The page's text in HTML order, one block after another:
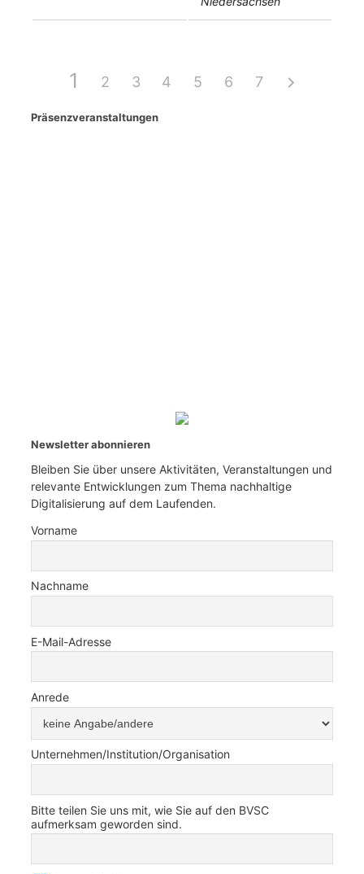
1 2 3 4 5 6 7
Präsenzveranstaltungen
Newsletter abonnieren
Bleiben Sie über unsere Aktivitäten, Veranstaltungen und
relevante Entwicklungen zum Thema nachhaltige
Digitalisierung auf dem Laufenden.
Vorname
Nachname
E-Mail-Adresse
Anrede
Unternehmen/Institution/Organisation
Bitte teilen Sie uns mit, wie Sie auf den BVSC
aufmerksam geworden sind.